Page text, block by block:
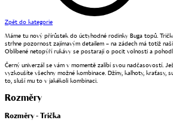
Zpět do kategorie
Máme tu nový přírůstek do úctyhodné rodinky Buga topů.
strhne pozornost zajímavým detailem – na zádech má totiž
Oblíbené netopýří rukávy se postarají o pocit volnosti a
Černý univerzál se vám v momentě zalíbí svou nadčasovostí.
vyzkoušíte všechny možné kombinace. Džíny, kalhoty, kraťasy,
to, sluší mu to v jakékoli kombinaci.
Rozměry
Rozměry - Trička